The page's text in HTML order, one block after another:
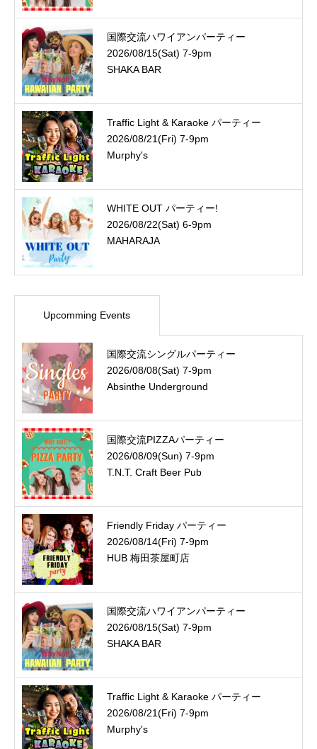
国際交流ハワイアンパーティー
2026/08/15(Sat) 7-9pm
SHAKA BAR
Traffic Light & Karaoke パーティー
2026/08/21(Fri) 7-9pm
Murphy's
WHITE OUT パーティー!
2026/08/22(Sat) 6-9pm
MAHARAJA
Upcomming Events
国際交流シングルパーティー
2026/08/08(Sat) 7-9pm
Absinthe Underground
国際交流PIZZAパーティー
2026/08/09(Sun) 7-9pm
T.N.T. Craft Beer Pub
Friendly Friday パーティー
2026/08/14(Fri) 7-9pm
HUB 梅田茶屋町店
国際交流ハワイアンパーティー
2026/08/15(Sat) 7-9pm
SHAKA BAR
Traffic Light & Karaoke パーティー
2026/08/21(Fri) 7-9pm
Murphy's